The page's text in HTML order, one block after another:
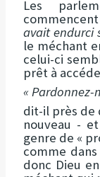
Les
avait endurci
le méchant
celui-ci
prêt à
« Pardonnez-
dit-il près de
nouveau -
genre de «
comme
donc Dieu